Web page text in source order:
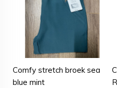
Comfy stretch broek sea
blue mint